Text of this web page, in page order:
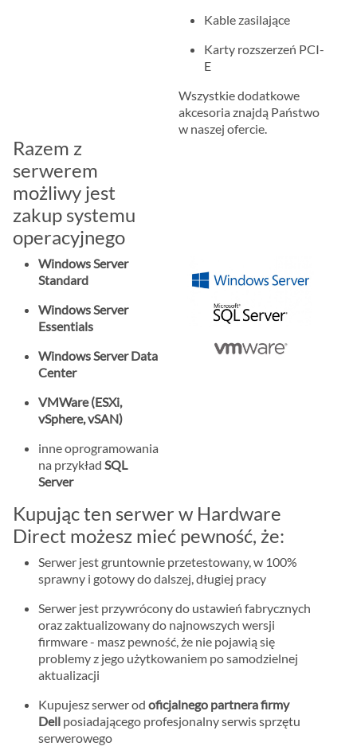
Kable zasilające
Karty rozszerzeń PCI-
E
Wszystkie dodatkowe
akcesoria znajdą Państwo
w naszej ofercie.
Razem z
serwerem
możliwy jest
zakup systemu
operacyjnego
Windows Server
Standard
Windows Server
Essentials
Windows Server Data
Center
VMWare (ESXi,
vSphere, vSAN)
inne oprogramowania
na przykład SQL
Server
Kupując ten serwer w Hardware
Direct możesz mieć pewność, że:
Serwer jest gruntownie przetestowany, w 100%
sprawny i gotowy do dalszej, długiej pracy
Serwer jest przywrócony do ustawień fabrycznych
oraz zaktualizowany do najnowszych wersji
firmware - masz pewność, że nie pojawią się
problemy z jego użytkowaniem po samodzielnej
aktualizacji
Kupujesz serwer od oficjalnego partnera firmy
Dell posiadającego profesjonalny serwis sprzętu
serwerowego